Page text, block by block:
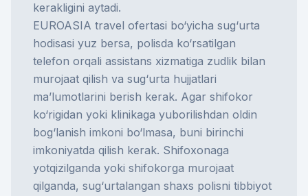
kerakligini aytadi.
EUROASIA travel ofertasi bo‘yicha sug‘urta
hodisasi yuz bersa, polisda ko‘rsatilgan
telefon orqali assistans xizmatiga zudlik bilan
murojaat qilish va sug‘urta hujjatlari
ma’lumotlarini berish kerak. Agar shifokor
ko‘rigidan yoki klinikaga yuborilishdan oldin
bog‘lanish imkoni bo‘lmasa, buni birinchi
imkoniyatda qilish kerak. Shifoxonaga
yotqizilganda yoki shifokorga murojaat
qilganda, sug‘urtalangan shaxs polisni tibbiyot